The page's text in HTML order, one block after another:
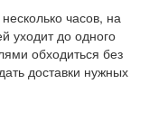
часов, на
уходит до одного
обходиться без
доставки нужных